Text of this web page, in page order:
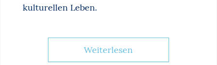
kulturellen Leben.
Weiterlesen